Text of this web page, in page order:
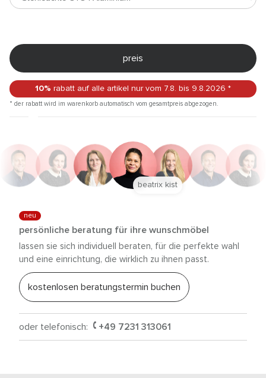
preis
10% rabatt auf alle artikel nur vom 7.8. bis 9.8.2026 *
* der rabatt wird im warenkorb automatisch vom gesamtpreis abgezogen.
neu
persönliche beratung für ihre wunschmöbel
lassen sie sich individuell beraten, für die perfekte wahl
und eine einrichtung, die wirklich zu ihnen passt.
kostenlosen beratungstermin buchen
oder telefonisch: +49 7231 313061
beatrix kist